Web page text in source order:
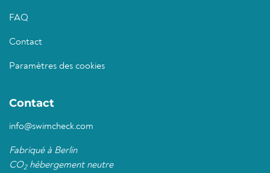
FAQ
Contact
Paramètres des cookies
Contact
info@swimcheck.com
Fabriqué à Berlin
CO2hébergement neutre